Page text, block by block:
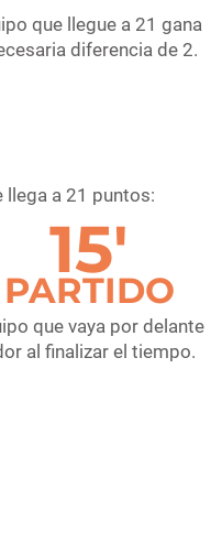
que llegue a 21 gana
diferencia de 2.
llega a 21 puntos:
15'
PARTIDO
que vaya por delante
al finalizar el tiempo.